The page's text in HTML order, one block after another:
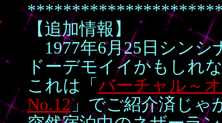
【追加情報】
1977年6月25日シンシ
ドーデモイイかもしれ
これは「 バーチャル～
No.12」でご紹介済じゃ